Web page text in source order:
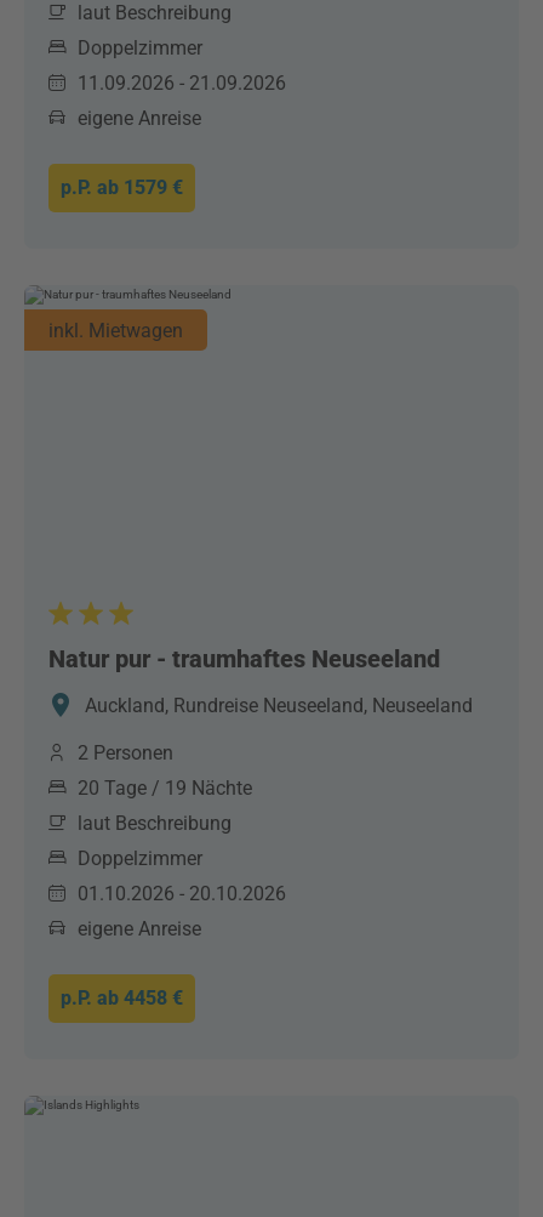
laut Beschreibung
Doppelzimmer
11.09.2026 - 21.09.2026
eigene Anreise
p.P. ab 1579 €
inkl. Mietwagen
Natur pur - traumhaftes Neuseeland
Auckland, Rundreise Neuseeland, Neuseeland
2 Personen
20 Tage / 19 Nächte
laut Beschreibung
Doppelzimmer
01.10.2026 - 20.10.2026
eigene Anreise
p.P. ab 4458 €